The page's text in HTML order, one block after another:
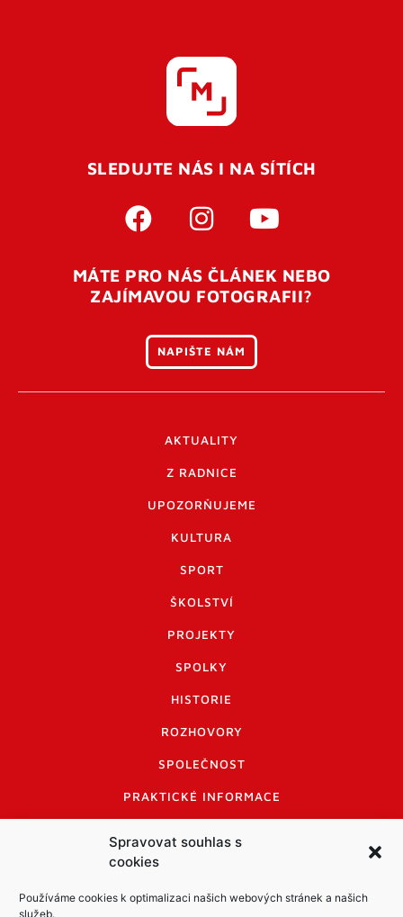
Spravovat souhlas s
cookies
Používáme cookies k optimalizaci našich webových stránek a našich
služeb.
Pro úspěšné dokončení registrace je potřeba
vaší e-mailovouadresu. Po úspěšném odeslání
otevření tohoto odkazu se váš účet ověří a můžete se
přihlásit. Nezapomeňte zkontrolovat složku SPAM ve
SLEDUJTE NÁS I NA SÍTÍCH
MÁTE PRO NÁS ČLÁNEK NEBO
ZAJÍMAVOU FOTOGRAFII?
NAPIŠTE NÁM
AKTUALITY
Z RADNICE
UPOZORŇUJEME
KULTURA
SPORT
ŠKOLSTVÍ
PROJEKTY
SPOLKY
HISTORIE
ROZHOVORY
SPOLEČNOST
PRAKTICKÉ INFORMACE
INFORMACE A KODEX DISKUTUJÍCÍCH
LOGO A LOGO MANUÁL